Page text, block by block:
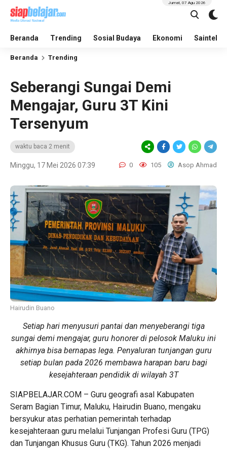
Beranda Trending Sosial Budaya Ekonomi Saintek
Jumat, 07 Agu 2026
Beranda Trending
Seberangi Sungai Demi
Mengajar, Guru 3T Kini
Tersenyum
waktu baca 2 menit
Minggu, 17 Mei 2026 07:39 0 105 Asop Ahmad
Hairudin Buano
Setiap hari menyusuri pantai dan menyeberangi tiga
sungai demi mengajar, guru honorer di pelosok Maluku ini
akhirnya bisa bernapas lega. Penyaluran tunjangan guru
setiap bulan pada 2026 membawa harapan baru bagi
kesejahteraan pendidik di wilayah 3T
SIAPBELAJAR.COM – Guru geografi asal Kabupaten
Seram Bagian Timur, Maluku, Hairudin Buano, mengaku
bersyukur atas perhatian pemerintah terhadap
kesejahteraan guru melalui Tunjangan Profesi Guru (TPG)
dan Tunjangan Khusus Guru (TKG). Tahun 2026 menjadi